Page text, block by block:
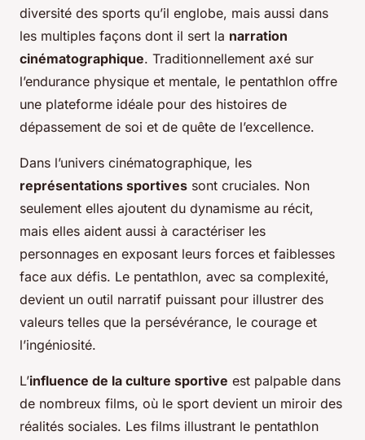
diversité des sports qu’il englobe, mais aussi dans
les multiples façons dont il sert la narration
cinématographique. Traditionnellement axé sur
l’endurance physique et mentale, le pentathlon offre
une plateforme idéale pour des histoires de
dépassement de soi et de quête de l’excellence.
Dans l’univers cinématographique, les
représentations sportives sont cruciales. Non
seulement elles ajoutent du dynamisme au récit,
mais elles aident aussi à caractériser les
personnages en exposant leurs forces et faiblesses
face aux défis. Le pentathlon, avec sa complexité,
devient un outil narratif puissant pour illustrer des
valeurs telles que la persévérance, le courage et
l’ingéniosité.
L’influence de la culture sportive est palpable dans
de nombreux films, où le sport devient un miroir des
réalités sociales. Les films illustrant le pentathlon